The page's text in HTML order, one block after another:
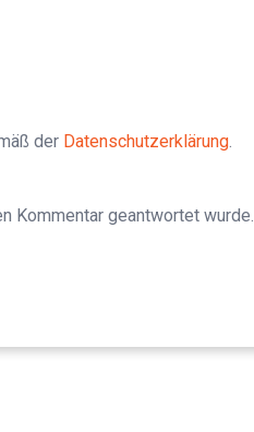
der Datenschutzerklärung.
Kommentar geantwortet wurde.